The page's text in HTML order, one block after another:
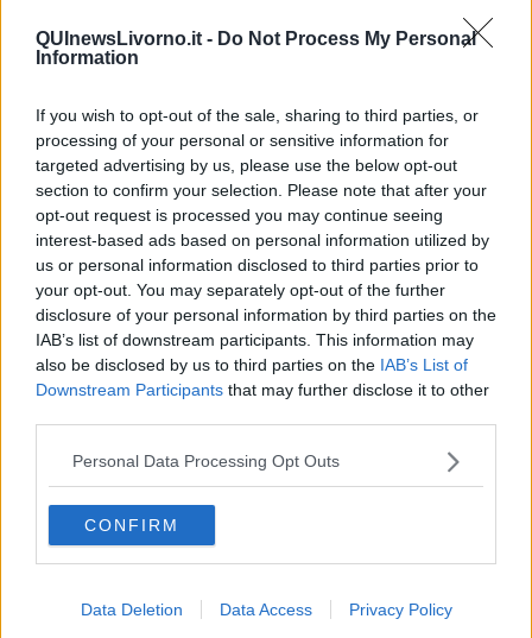
QUInewsLivorno.it - Do Not Process My Personal
Information
If you wish to opt-out of the sale, sharing to third parties, or
processing of your personal or sensitive information for
targeted advertising by us, please use the below opt-out
section to confirm your selection. Please note that after your
opt-out request is processed you may continue seeing
interest-based ads based on personal information utilized by
us or personal information disclosed to third parties prior to
your opt-out. You may separately opt-out of the further
disclosure of your personal information by third parties on the
IAB’s list of downstream participants. This information may
also be disclosed by us to third parties on the IAB’s List of
Downstream Participants that may further disclose it to other
Personal Data Processing Opt Outs
CONFIRM
Data Deletion Data Access Privacy Policy
Pensieri brevi
L'evoluzione della specie
Riflessioni
L'Oscuro
Generazioni
Cristobal
Il paese dei balocchi
Ciò che resta
La balena
Vittorio
La bufera
Il mago, la pera e il Bar la Posta
Primavera
Elogio dell'ombra
Pensieri
Fabrizia
​Scilla & Cariddi, un sogno di mezza estate
Anna
I pensieri fragili
FINAL Adeus commissario Favati